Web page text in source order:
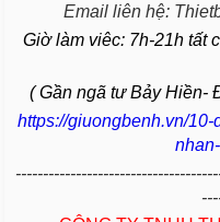
Email liên hệ:
Giờ làm viêc: 7h-21h tất
( Gần ngã tư Bảy Hiền-
https://giuongbenh.vn/